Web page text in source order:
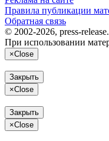
Правила публикации
Обратная связь
© 2002-2026, press-
При использовании
×Close
Закрыть
×Close
Закрыть
×Close